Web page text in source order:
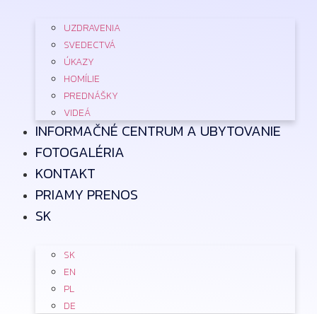
UZDRAVENIA
SVEDECTVÁ
ÚKAZY
HOMÍLIE
PREDNÁŠKY
VIDEÁ
INFORMAČNÉ CENTRUM A UBYTOVANIE
FOTOGALÉRIA
KONTAKT
PRIAMY PRENOS
SK
SK
EN
PL
DE